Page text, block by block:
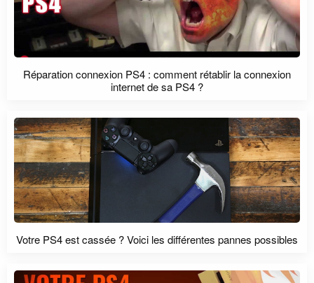
Réparation connexion PS4 : comment rétablir la connexion
internet de sa PS4 ?
Votre PS4 est cassée ? Voici les différentes pannes possibles